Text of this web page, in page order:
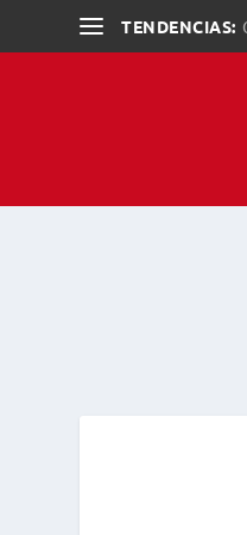
TENDENCIAS: